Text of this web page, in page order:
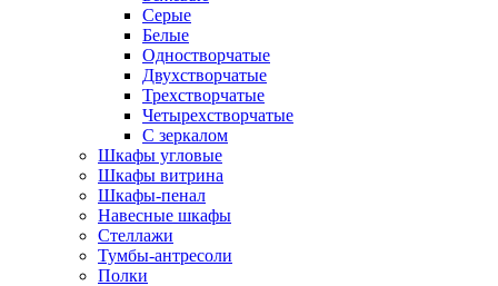
Серые
Белые
Одностворчатые
Двухстворчатые
Трехстворчатые
Четырехстворчатые
С зеркалом
Шкафы угловые
Шкафы витрина
Шкафы-пенал
Навесные шкафы
Стеллажи
Тумбы-антресоли
Полки